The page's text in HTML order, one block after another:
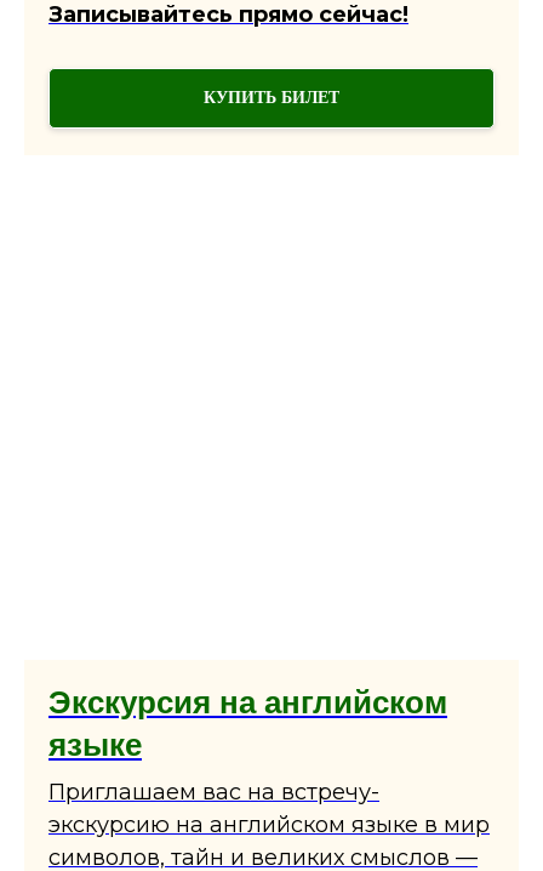
Записывайтесь прямо сейчас!
КУПИТЬ БИЛЕТ
Экскурсия на английском
языке
Приглашаем вас на встречу-
экскурсию на английском языке в мир
символов, тайн и великих смыслов —